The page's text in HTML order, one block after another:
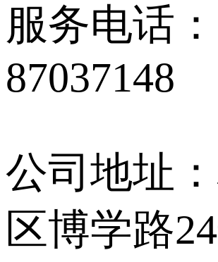
服务电话
87037148
公司地址
区博学路